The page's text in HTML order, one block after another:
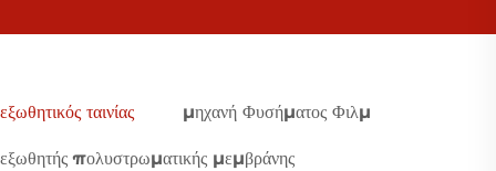
εξωθητικός ταινίας μηχανή Φυσήματος Φιλμ
εξωθητής πολυστρωματικής μεμβράνης